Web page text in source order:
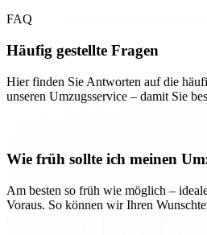
FAQ
Häufig gestellte Fragen
Hier finden Sie Antworten auf die
unseren Umzugsservice – damit Sie
Wie früh sollte ich meinen
Am besten so früh wie möglich –
Voraus. So können wir Ihren